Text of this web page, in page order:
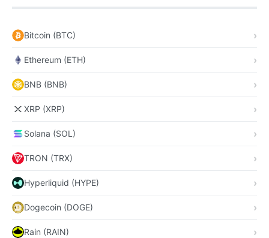
Bitcoin (BTC)
Ethereum (ETH)
BNB (BNB)
XRP (XRP)
Solana (SOL)
TRON (TRX)
Hyperliquid (HYPE)
Dogecoin (DOGE)
Rain (RAIN)